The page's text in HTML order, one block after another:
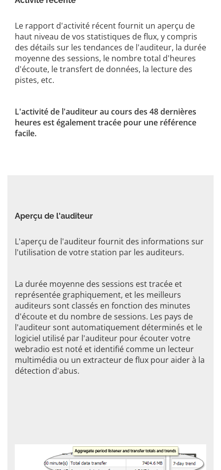
Le rapport d'activité récent fournit un aperçu de
haut niveau de vos statistiques de flux, y compris
des détails sur les tendances de l'auditeur, la durée
moyenne des sessions, le nombre total d'heures
d'écoute, le transfert de données, la lecture des
pistes, etc.
L'activité de l'auditeur au cours des 48 dernières
heures est également tracée pour une référence
facile.
Aperçu de l'auditeur
L'aperçu de l'auditeur fournit des informations sur
l'utilisation de votre station par les auditeurs.
La durée moyenne des sessions est tracée et
représentée graphiquement, et les meilleurs
auditeurs sont classés en fonction des minutes
d'écoute et du nombre de sessions. Les pays de
l'auditeur sont automatiquement déterminés et le
logiciel utilisé par l'auditeur pour écouter votre
webradio est noté et identifié comme un lecteur
multimédia ou un extracteur de flux pour aider à la
détection d'abus.